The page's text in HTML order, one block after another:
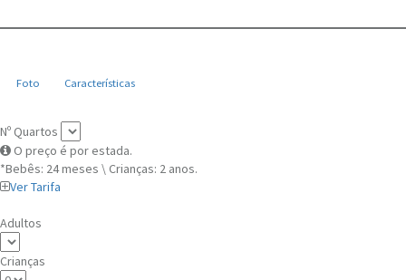
Foto Características
Nº Quartos
O preço é por estada.
*Bebês: 24 meses \ Crianças: 2 anos.
Ver Tarifa
Adultos
Crianças